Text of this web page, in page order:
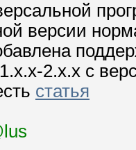
версии
2.x.x с
статья